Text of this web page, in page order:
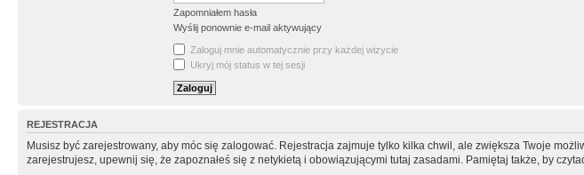
Zapomniałem hasła
Wyślij ponownie e-mail aktywujący
Zaloguj mnie automatycznie przy każdej wizycie
Ukryj mój status w tej sesji
REJESTRACJA
Musisz być zarejestrowany, aby móc się zalogować. Rejestracja zajmuje tylko kilka chwil, ale zwiększa Twoje
zarejestrujesz, upewnij się, że zapoznałeś się z netykietą i obowiązującymi tutaj zasadami. Pamiętaj także, by